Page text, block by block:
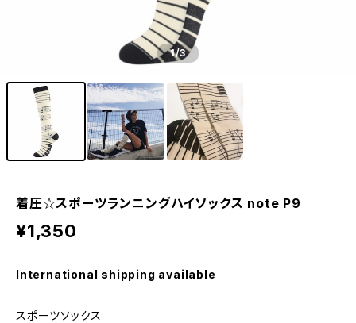
1/3
着圧☆スポーツランニングハイソックス note P9
¥1,350
International shipping available
スポーツソックス